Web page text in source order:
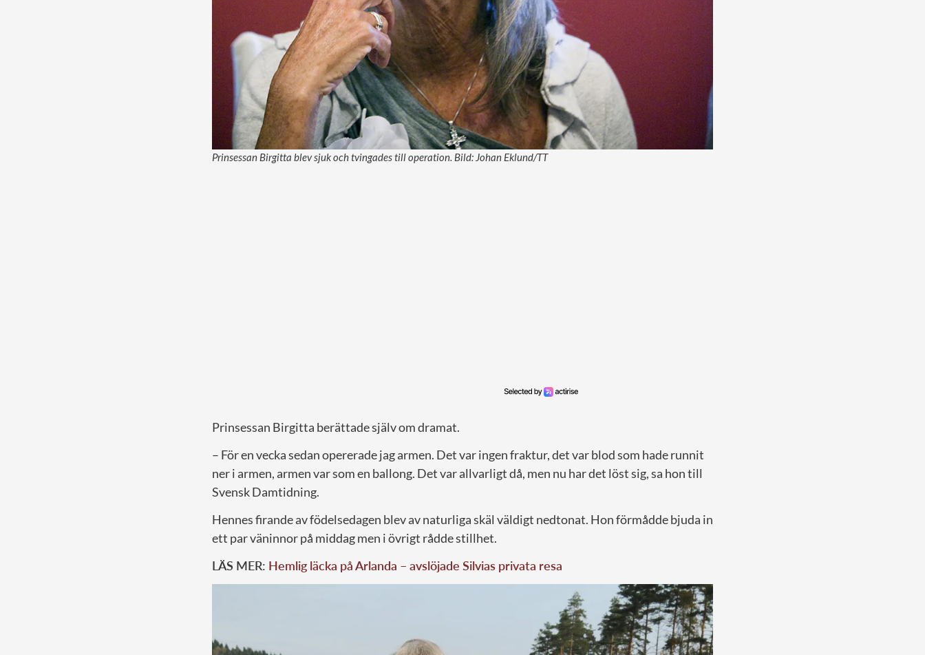
Prinsessan Birgitta blev sjuk och tvingades till operation. Bild: Johan Eklund/TT
Prinsessan Birgitta berättade själv om dramat.
– För en vecka sedan opererade jag armen. Det var ingen fraktur, det var blod som hade runnit
ner i armen, armen var som en ballong. Det var allvarligt då, men nu har det löst sig, sa hon till
Svensk Damtidning.
Hennes firande av födelsedagen blev av naturliga skäl väldigt nedtonat. Hon förmådde bjuda in
ett par väninnor på middag men i övrigt rådde stillhet.
LÄS MER: Hemlig läcka på Arlanda – avslöjade Silvias privata resa